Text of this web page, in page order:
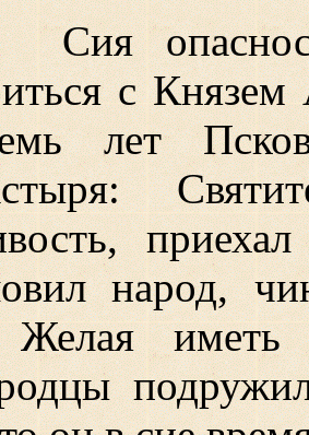
Сия
с
лет
народ,
Желая